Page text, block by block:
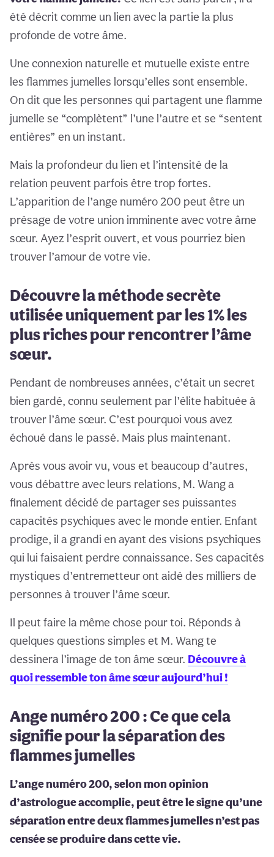
été décrit comme un lien avec la partie la plus
profonde de votre âme.
Une connexion naturelle et mutuelle existe entre
les flammes jumelles lorsqu’elles sont ensemble.
On dit que les personnes qui partagent une flamme
jumelle se “complètent” l’une l’autre et se “sentent
entières” en un instant.
Mais la profondeur du lien et l’intensité de la
relation peuvent parfois être trop fortes.
L’apparition de l’ange numéro 200 peut être un
présage de votre union imminente avec votre âme
sœur. Ayez l’esprit ouvert, et vous pourriez bien
trouver l’amour de votre vie.
Découvre la méthode secrète
utilisée uniquement par les 1% les
plus riches pour rencontrer l’âme
sœur.
Pendant de nombreuses années, c’était un secret
bien gardé, connu seulement par l’élite habituée à
trouver l’âme sœur. C’est pourquoi vous avez
échoué dans le passé. Mais plus maintenant.
Après vous avoir vu, vous et beaucoup d’autres,
vous débattre avec leurs relations, M. Wang a
finalement décidé de partager ses puissantes
capacités psychiques avec le monde entier. Enfant
prodige, il a grandi en ayant des visions psychiques
qui lui faisaient perdre connaissance. Ses capacités
mystiques d’entremetteur ont aidé des milliers de
personnes à trouver l’âme sœur.
Il peut faire la même chose pour toi. Réponds à
quelques questions simples et M. Wang te
dessinera l’image de ton âme sœur. Découvre à
quoi ressemble ton âme sœur aujourd’hui !
Ange numéro 200 : Ce que cela
signifie pour la séparation des
flammes jumelles
L’ange numéro 200, selon mon opinion
d’astrologue accomplie, peut être le signe qu’une
séparation entre deux flammes jumelles n’est pas
censée se produire dans cette vie.